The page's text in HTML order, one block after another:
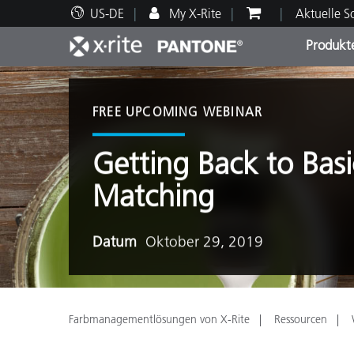
US-DE My X-Rite Aktuelle
Automobil
FREE UPCOMING WEBINAR
Getting Back to
Matching
Datum Oktober 29, 2019
Farbmanagementlösungen von X-Rite Ressourcen